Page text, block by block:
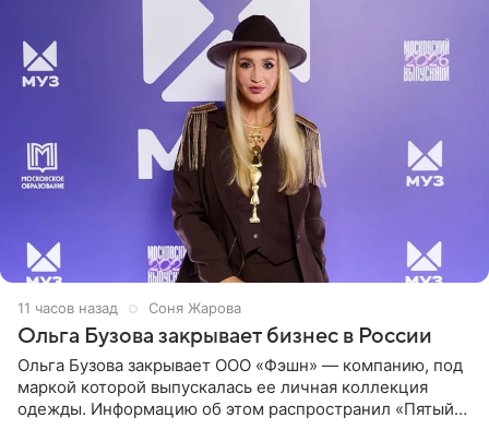
11 часов назад Соня Жарова
Ольга Бузова закрывает бизнес в России
Ольга Бузова закрывает ООО «Фэшн» — компанию, под
маркой которой выпускалась ее личная коллекция
одежды. Информацию об этом распространил «Пятый